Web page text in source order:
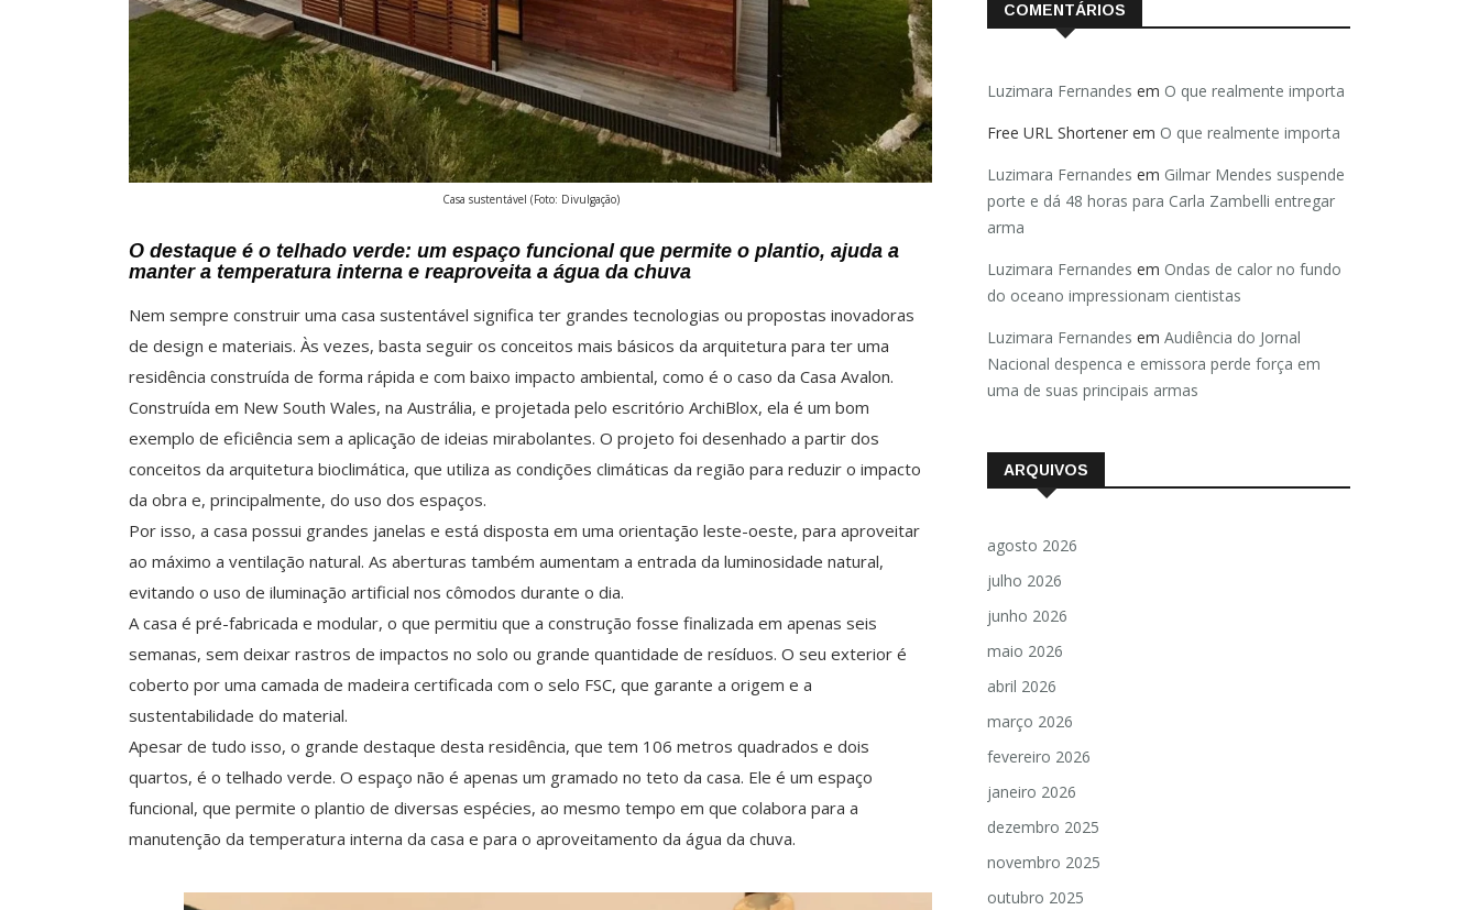
Casa sustentável (Foto: Divulgação)
O destaque é o telhado verde: um espaço funcional que permite o plantio, ajuda a
manter a temperatura interna e reaproveita a água da chuva
Nem sempre construir uma casa sustentável significa ter grandes tecnologias ou propostas inovadoras
de design e materiais. Às vezes, basta seguir os conceitos mais básicos da arquitetura para ter uma
residência construída de forma rápida e com baixo impacto ambiental, como é o caso da Casa Avalon.
Construída em New South Wales, na Austrália, e projetada pelo escritório ArchiBlox, ela é um bom
exemplo de eficiência sem a aplicação de ideias mirabolantes. O projeto foi desenhado a partir dos
conceitos da arquitetura bioclimática, que utiliza as condições climáticas da região para reduzir o impacto
da obra e, principalmente, do uso dos espaços.
Por isso, a casa possui grandes janelas e está disposta em uma orientação leste-oeste, para aproveitar
ao máximo a ventilação natural. As aberturas também aumentam a entrada da luminosidade natural,
evitando o uso de iluminação artificial nos cômodos durante o dia.
A casa é pré-fabricada e modular, o que permitiu que a construção fosse finalizada em apenas seis
semanas, sem deixar rastros de impactos no solo ou grande quantidade de resíduos. O seu exterior é
coberto por uma camada de madeira certificada com o selo FSC, que garante a origem e a
sustentabilidade do material.
Apesar de tudo isso, o grande destaque desta residência, que tem 106 metros quadrados e dois
quartos, é o telhado verde. O espaço não é apenas um gramado no teto da casa. Ele é um espaço
funcional, que permite o plantio de diversas espécies, ao mesmo tempo em que colabora para a
manutenção da temperatura interna da casa e para o aproveitamento da água da chuva.
COMENTÁRIOS
Luzimara Fernandes em O que realmente importa
Free URL Shortener em O que realmente importa
Luzimara Fernandes em Gilmar Mendes suspende
porte e dá 48 horas para Carla Zambelli entregar
arma
Luzimara Fernandes em Ondas de calor no fundo
do oceano impressionam cientistas
Luzimara Fernandes em Audiência do Jornal
Nacional despenca e emissora perde força em
uma de suas principais armas
ARQUIVOS
agosto 2026
julho 2026
junho 2026
maio 2026
abril 2026
março 2026
fevereiro 2026
janeiro 2026
dezembro 2025
novembro 2025
outubro 2025